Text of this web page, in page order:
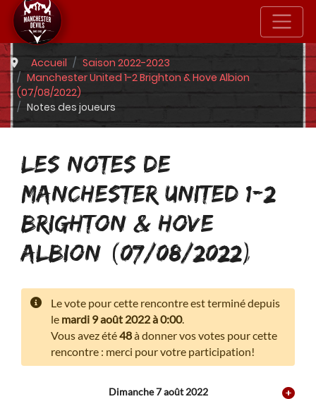
Accueil
Saison 2022-2023
Manchester United 1-2 Brighton & Hove Albion
(07/08/2022)
Notes des joueurs
LES NOTES DE
MANCHESTER UNITED 1-2
BRIGHTON & HOVE
ALBION (07/08/2022)
Le vote pour cette rencontre est terminé depuis
le mardi 9 août 2022 à 0:00.
Vous avez été48à donner vos votes pour cette
rencontre : merci pour votre participation!
Dimanche 7 août 2022